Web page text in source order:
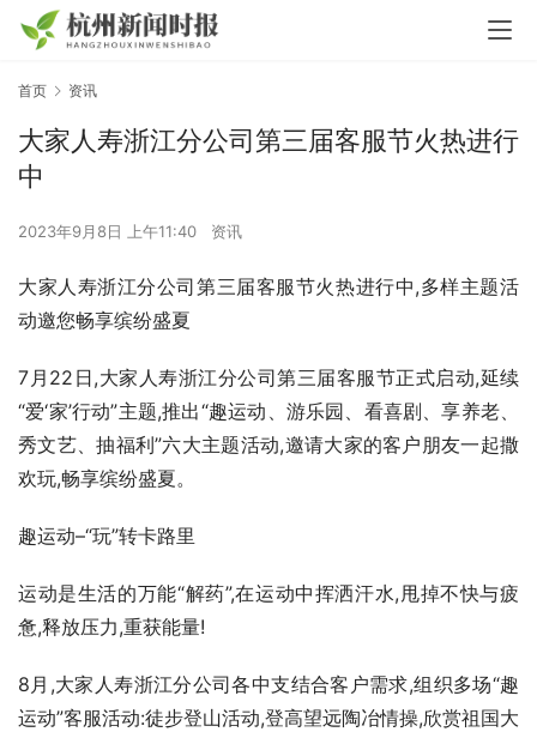
首页 资讯
大家人寿浙江分公司第三届客服节火热进行
中
2023年9月8日 上午11:40 资讯
大家人寿浙江分公司第三届客服节火热进行中,多样主题活
动邀您畅享缤纷盛夏
7月22日,大家人寿浙江分公司第三届客服节正式启动,延续
“爱‘家’行动”主题,推出“趣运动、游乐园、看喜剧、享养老、
秀文艺、抽福利”六大主题活动,邀请大家的客户朋友一起撒
欢玩,畅享缤纷盛夏。
趣运动–“玩”转卡路里
运动是生活的万能“解药”,在运动中挥洒汗水,甩掉不快与疲
惫,释放压力,重获能量!
8月,大家人寿浙江分公司各中支结合客户需求,组织多场“趣
运动”客服活动:徒步登山活动,登高望远陶冶情操,欣赏祖国大